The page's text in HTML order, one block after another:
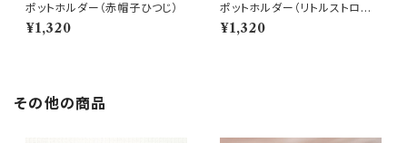
ポットホルダー（赤帽子ひつじ）
¥1,320
ポットホルダー（リトルストロベ
リー）
¥1,320
その他の商品